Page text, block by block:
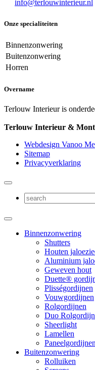
info@terlouwinterieur.nl
Onze specialiteiten
Binnenzonwering
Buitenzonwering
Horren
Overname
Terlouw Interieur is
Terlouw Interieur &
Webdesign Vanoo
Sitemap
Privacyverklaring
Binnenzonwering
Shutters
Houten
Aluminium
Geweven hout
Duette®
Plisségordijnen
Vouwgordijnen
Rolgordijnen
Duo
Sheerlight
Lamellen
Paneelgordijnen
Buitenzonwering
Rolluiken